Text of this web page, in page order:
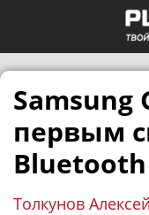
Samsung
первым
Bluetooth
Толкунов Алексей